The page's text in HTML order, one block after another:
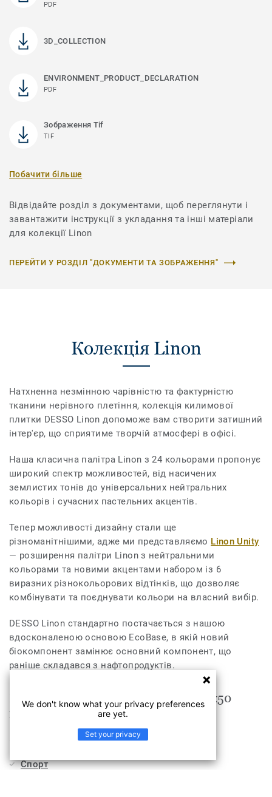
PDF
3D_COLLECTION
ENVIRONMENT_PRODUCT_DECLARATION
PDF
Зображення Tif
TIF
Побачити більше
Відвідайте розділ з документами, щоб переглянути і
завантажити інструкції з укладання та інші матеріали
для колекції Linon
ПЕРЕЙТИ У РОЗДІЛ "ДОКУМЕНТИ ТА ЗОБРАЖЕННЯ"
Колекція Linon
Натхненна незмінною чарівністю та фактурністю
тканини нерівного плетіння, колекція килимової
плитки DESSO Linon допоможе вам створити затишний
інтер'єр, що сприятиме творчій атмосфері в офісі.
Наша класична палітра Linon з 24 кольорами пропонує
широкий спектр можливостей, від насичених
землистих тонів до універсальних нейтральних
кольорів і сучасних пастельних акцентів.
Тепер можливості дизайну стали ще
різноманітнішими, адже ми представляємо Linon Unity
— розширення палітри Linon з нейтральними
кольорами та новими акцентами набором із 6
виразних різнокольорових відтінків, що дозволяє
комбінувати та поєднувати кольори на власний вибір.
DESSO Linon стандартно постачається з нашою
вдосконаленою основою EcoBase, в якій новий
біокомпонент замінює основний компонент, що
раніше складався з нафтопродуктів.
Linon Desso Linon AD60 9964 B8 50x50
підходить для таких приміщень, як
Спорт
We don't know what your privacy preferences
are yet.
Set your privacy